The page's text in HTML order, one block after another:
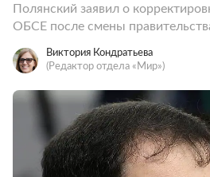
Полянский заявил о
ОБСЕ после смены
Виктория Кондратьева
(Редактор отдела «Мир»)